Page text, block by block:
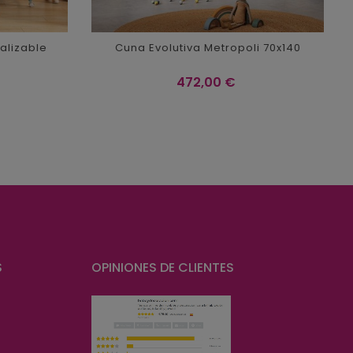
Cuna Evolutiva Metropoli 70x140
Precio
472,00 €
OPINIONES DE CLIENTES